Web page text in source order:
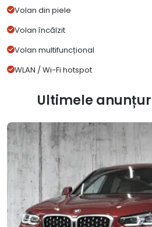
Volan din piele
Volan încălzit
Volan multifuncțional
WLAN / Wi-Fi hotspot
Ultimele